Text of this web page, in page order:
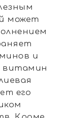
может
и
витамин
его